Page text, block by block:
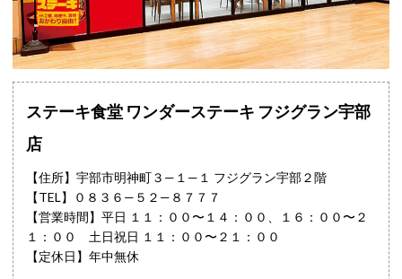
ステーキ食堂 ワンダーステーキ フジグラン宇部
店
【住所】宇部市明神町３—１—１ フジグラン宇部２階
【TEL】
０８３６—５２—８７７７
【営業時間】平日 １１：００〜１４：００、１６：００〜２
１：００ 土日祝日 １１：００〜２１：００
【定休日】年中無休